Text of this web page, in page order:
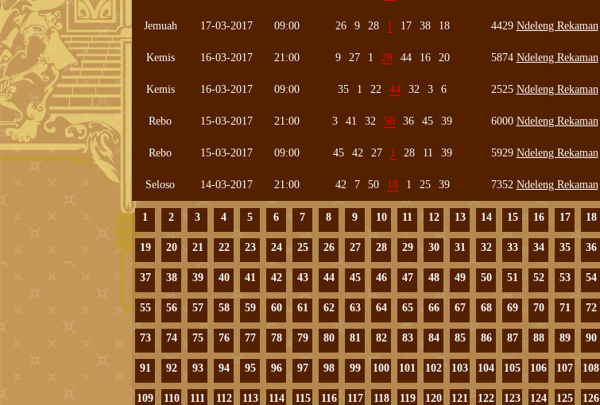
Jemuah 17-03-2017 09:00 26 9 28 1 17 38 18 4429 Ndeleng Rekaman
Kemis 16-03-2017 21:00 9 27 1 28 44 16 20 5874 Ndeleng Rekaman
Kemis 16-03-2017 09:00 35 1 22 44 32 3 6 2525 Ndeleng Rekaman
Rebo 15-03-2017 21:00 3 41 32 50 36 45 39 6000 Ndeleng Rekaman
Rebo 15-03-2017 09:00 45 42 27 1 28 11 39 5929 Ndeleng Rekaman
Seloso 14-03-2017 21:00 42 7 50 18 1 25 39 7352 Ndeleng Rekaman
1 2 3 4 5 6 7 8 9 10 11 12 13 14 15 16 17 18
19 20 21 22 23 24 25 26 27 28 29 30 31 32 33 34 35 36
37 38 39 40 41 42 43 44 45 46 47 48 49 50 51 52 53 54
55 56 57 58 59 60 61 62 63 64 65 66 67 68 69 70 71 72
73 74 75 76 77 78 79 80 81 82 83 84 85 86 87 88 89 90
91 92 93 94 95 96 97 98 99 100 101 102 103 104 105 106 107 108
109 110 111 112 113 114 115 116 117 118 119 120 121 122 123 124 125 126